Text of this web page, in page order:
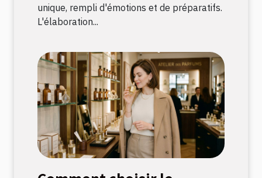
unique, rempli d'émotions et de préparatifs.
L'élaboration...